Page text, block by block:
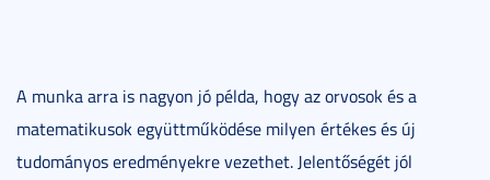
A munka arra is nagyon jó példa, hogy az orvosok és a
matematikusok együttműködése milyen értékes és új
tudományos eredményekre vezethet. Jelentőségét jól